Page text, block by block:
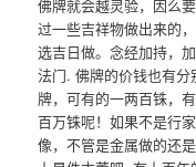
佛牌就会越灵验，因么
过一些吉祥物做出来的
选吉日做。念经加持，
法门. 佛牌的价钱也有
牌，可有的一两百铢，
百万铢呢！如果不是行
像，不管是金属做的还